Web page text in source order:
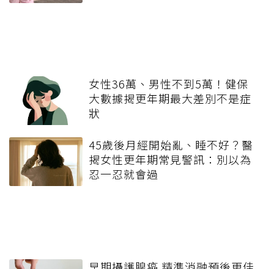
女性36萬、男性不到5萬！健保
大數據揭更年期最大差別不是症
狀
45歲後月經開始亂、睡不好？醫
揭女性更年期常見警訊：別以為
忍一忍就會過